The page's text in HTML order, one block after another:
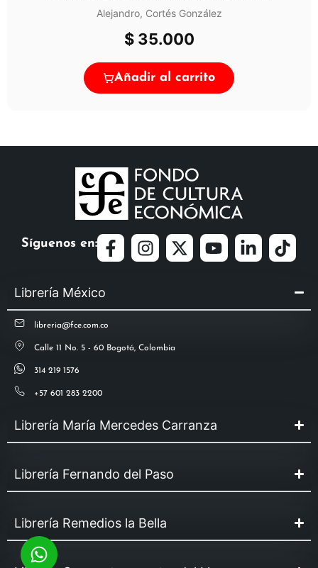
Alejandro, Cortés González
$35.000
Añadir al carrito
Síguenos en:
Librería México
libreria@fce.com.co
Calle 11 No. 5 - 60 Bogotá, Colombia
314 219 1576
+57 601 283 2200
Librería María Mercedes Carranza
Librería Fernando del Paso
Librería Remedios la Bella